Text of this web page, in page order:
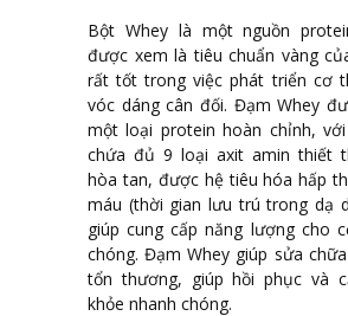
Bột Whey là một nguồn
được xem là tiêu chuẩn vàng
rất tốt trong việc phát triển cơ
vóc dáng cân đối. Đạm Whey
một loại protein hoàn chỉnh,
chứa đủ 9 loại axit amin thiết
hòa tan, được hệ tiêu hóa hấp
máu (thời gian lưu trú trong dạ
giúp cung cấp năng lượng cho
chóng. Đạm Whey giúp sửa
tổn thương, giúp hồi phục và
khỏe nhanh chóng.